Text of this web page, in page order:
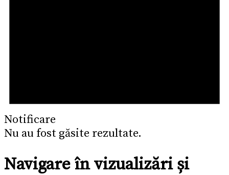
Notificare
Nu au fost găsite rezultate.
Navigare în vizualizări și